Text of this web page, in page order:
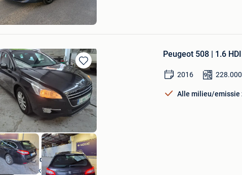
CARS
Bewaren
in
Mijn
Favorieten
Peugeot 508 | 1.6
2016 228.000
Alle milieu/emissie
Z-Motors
Hoboken